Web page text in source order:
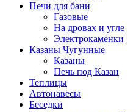
Печи для бани
Газовые
На дровах и угле
Электрокаменки
Казаны Чугунные
Казаны
Печь под Казан
Теплицы
Автонавесы
Беседки